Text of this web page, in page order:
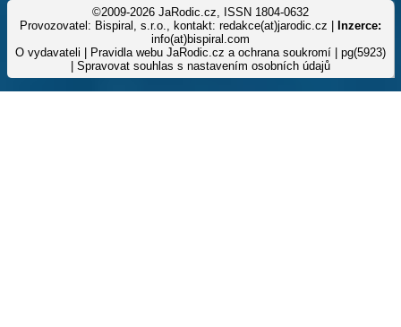
©2009-2026 JaRodic.cz, ISSN 1804-0632
Provozovatel: Bispiral, s.r.o., kontakt: redakce(at)jarodic.cz |
Inzerce:
info(at)bispiral.com
O vydavateli
Pravidla webu JaRodic.cz a ochrana soukromí | pg(5923)
Spravovat souhlas s nastavením osobních údajů